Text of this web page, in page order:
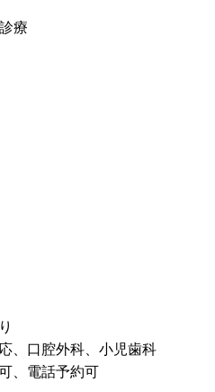
療
、口腔外科、小児歯科
、電話予約可